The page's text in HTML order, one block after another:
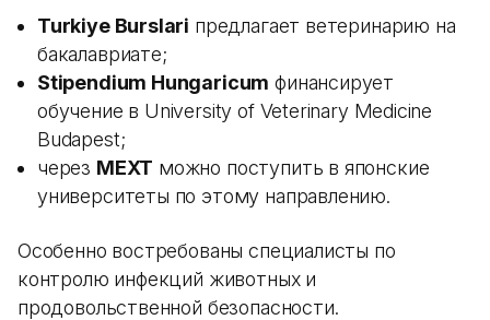
Turkiye Burslari предлагает ветеринарию на
бакалавриате;
Stipendium Hungaricum финансирует
обучение в University of Veterinary Medicine
Budapest;
через MEXT можно поступить в японские
университеты по этому направлению.
Особенно востребованы специалисты по
контролю инфекций животных и
продовольственной безопасности.